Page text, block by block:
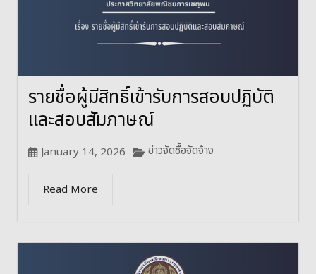
รายชื่อผู้มีสิทธิ์เข้ารับการสอบปฏิบัติ
และสอบสัมภาษณ์
January 14, 2026 ข่าวจัดซื้อจัดจ้าง
Read More